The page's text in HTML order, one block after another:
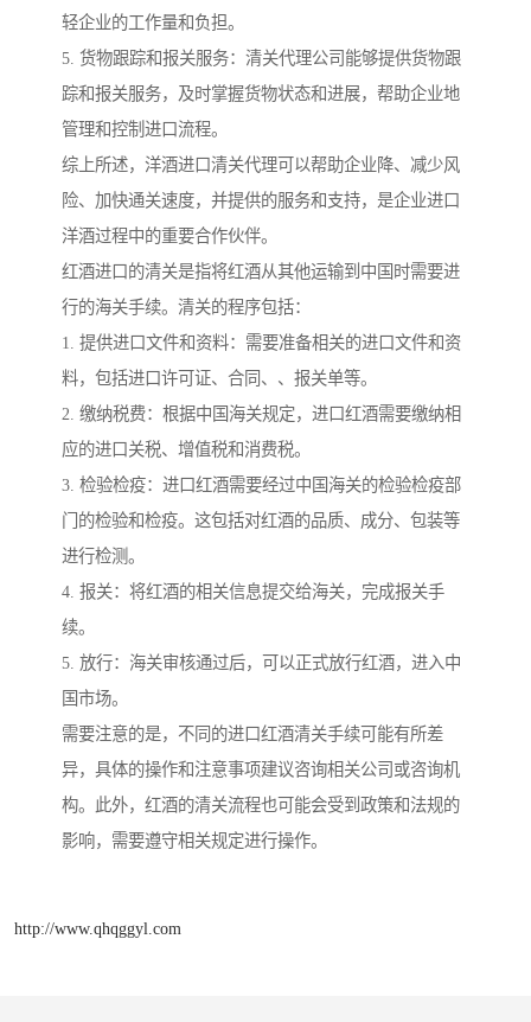
轻企业的工作量和负担。
5. 货物跟踪和报关服务：清关代理公司能够提供货物跟
踪和报关服务，及时掌握货物状态和进展，帮助企业地
管理和控制进口流程。
综上所述，洋酒进口清关代理可以帮助企业降、减少风
险、加快通关速度，并提供的服务和支持，是企业进口
洋酒过程中的重要合作伙伴。
红酒进口的清关是指将红酒从其他运输到中国时需要进
行的海关手续。清关的程序包括：
1. 提供进口文件和资料：需要准备相关的进口文件和资
料，包括进口许可证、合同、、报关单等。
2. 缴纳税费：根据中国海关规定，进口红酒需要缴纳相
应的进口关税、增值税和消费税。
3. 检验检疫：进口红酒需要经过中国海关的检验检疫部
门的检验和检疫。这包括对红酒的品质、成分、包装等
进行检测。
4. 报关：将红酒的相关信息提交给海关，完成报关手
续。
5. 放行：海关审核通过后，可以正式放行红酒，进入中
国市场。
需要注意的是，不同的进口红酒清关手续可能有所差
异，具体的操作和注意事项建议咨询相关公司或咨询机
构。此外，红酒的清关流程也可能会受到政策和法规的
影响，需要遵守相关规定进行操作。
http://www.qhqggyl.com